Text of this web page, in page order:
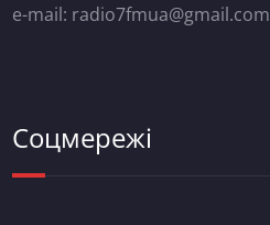
e-mail: radio7fmua@gmail.com
Соцмережі